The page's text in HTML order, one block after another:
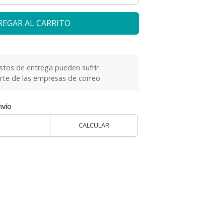
AL CARRITO
de entrega pueden sufrir
de las empresas de correo.
CALCULAR